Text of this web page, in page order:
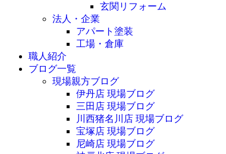
玄関リフォーム
法人・企業
アパート塗装
工場・倉庫
職人紹介
ブログ一覧
現場親方ブログ
伊丹店 現場ブログ
三田店 現場ブログ
川西猪名川店 現場ブログ
宝塚店 現場ブログ
尼崎店 現場ブログ